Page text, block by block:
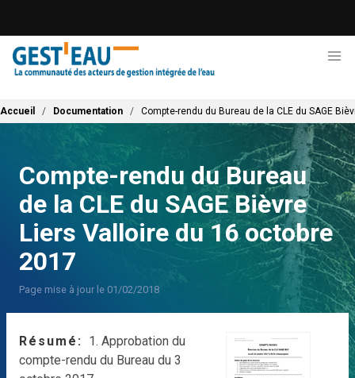
contenu
principal
Fil d'Ariane
Accueil Documentation Compte-rendu du Bureau de la CLE du SAGE
Compte-rendu du Bureau
de la CLE du SAGE Bièvre
Liers Valloire du 16 octobre
2017
Page mise à jour le 01/02/2018
Résumé
1. Approbation du
compte-rendu du Bureau du 3